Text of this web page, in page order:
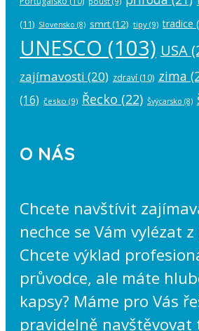
(11) Slovensko (8) smrt(12) tipy (9) tradice
UNESCO (103) USA
zajímavosti (20) zdraví (10) zima
(16) česko (9) Řecko (22) Švýcarsko (8)
O NÁS
Chcete navštívit
nechce se Vám vylézat
Chcete výklad
průvodce, ale máte
kapsy? Máme pro Vás
pravidelně navštěvovat